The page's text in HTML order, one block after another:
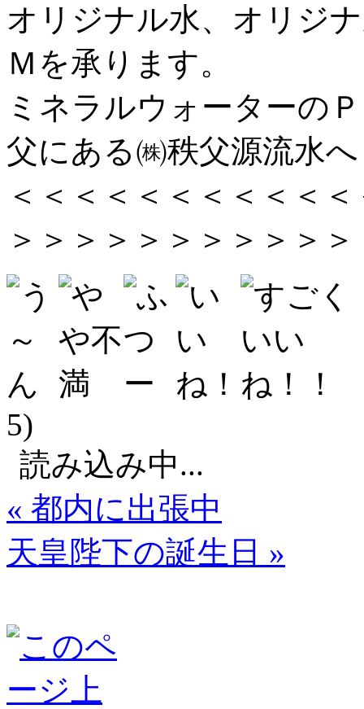
オリジナル水、オリジ
Ｍを承ります。
ミネラルウォーターの
父にある㈱秩父源流水へ
＜＜＜＜＜＜＜＜＜＜
＞＞＞＞＞＞＞＞＞＞＞
5)
読み込み中...
« 都内に出張中
天皇陛下の誕生日 »